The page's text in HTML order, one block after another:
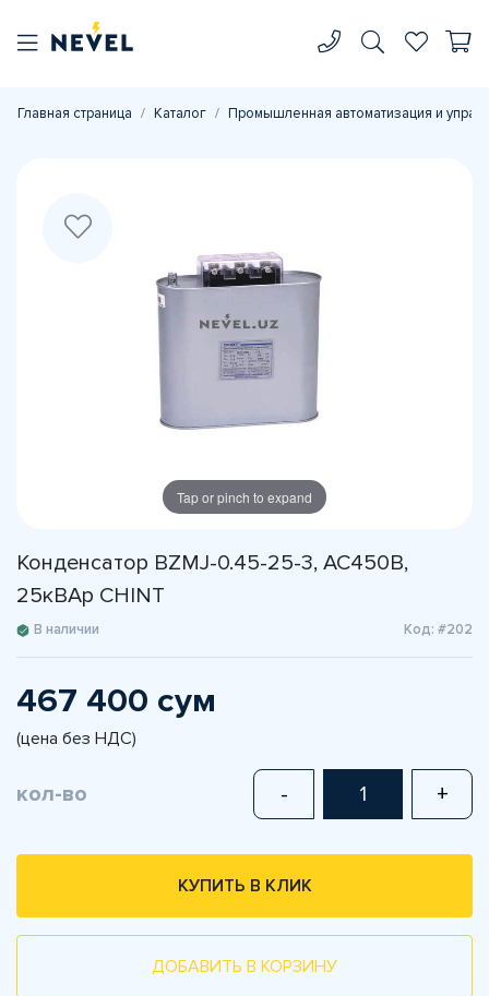
Главная страница Каталог Промышленная автоматизация и
Tap or pinch to expand
Конденсатор BZMJ-0.45-25-3, АС450В,
25кВАр CHINT
В наличии Код: #202
467 400 сум
(цена без НДС)
кол-во - +
КУПИТЬ В КЛИК
ДОБАВИТЬ В КОРЗИНУ